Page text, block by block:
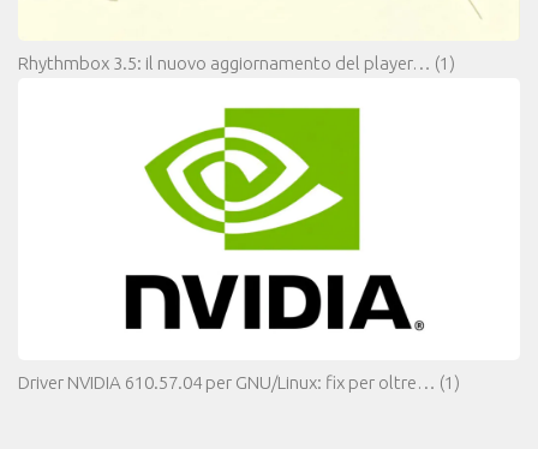
Rhythmbox 3.5: il nuovo aggiornamento del player… (1)
Driver NVIDIA 610.57.04 per GNU/Linux: fix per oltre… (1)